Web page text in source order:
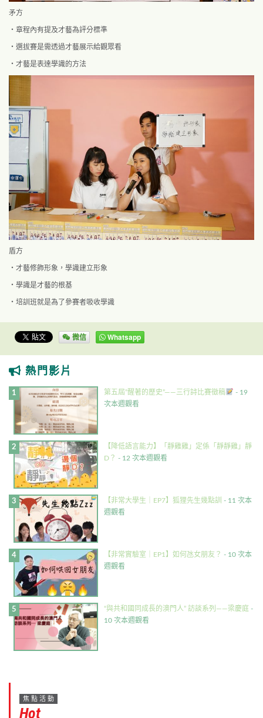
矛方
・章程內有提及才藝為評分標準
・選拔賽是需透過才藝展示給觀眾看
・才藝是表達學識的方法
盾方
・才藝修飾形象，學識建立形象
・學識是才藝的根基
・培訓班就是為了參賽者吸收學識
微信 Whatsapp
熱門影片
第五屆”醒著的歷史”——三行詩比賽徵稿
- 19
次本週觀看
【降低語言能力】「靜雞雞」定係「靜靜雞」靜
D？ - 12 次本週觀看
【非常大學生｜EP7】狐狸先生幾點訓 - 11 次本
週觀看
【非常實驗室｜EP1】如何氹女朋友？ - 10 次本
週觀看
“與共和國同成長的澳門人” 訪談系列——梁慶庭 -
10 次本週觀看
焦點活動
Hot